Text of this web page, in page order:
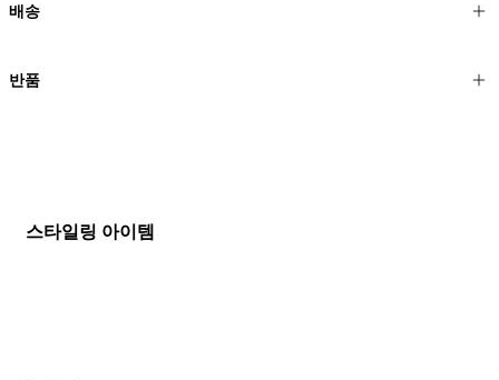
배송
고객님의 위치에 따라 일반 배송과 익스프레스 배송을 제공합니다.
세일 기간에는 배송이 다소 지연될 수 있습니다. 궁금하신 점이 있거
나 도움이 필요하신 경우 고객센터로 문의해 주세요.
반품
스타일링 아이템